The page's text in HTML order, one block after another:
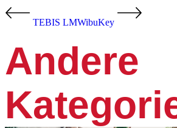
TEBIS LMWibuKey
Andere